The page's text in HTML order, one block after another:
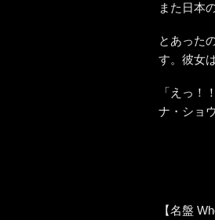
また日本
とあった
す。彼女
「えっ
ナ・ショ
【名盤